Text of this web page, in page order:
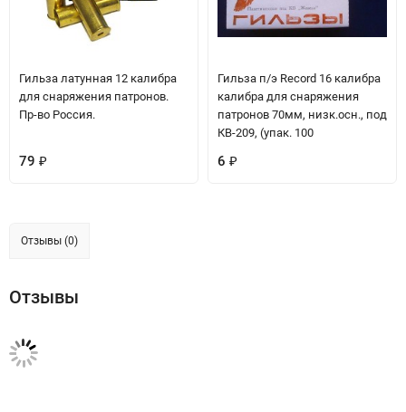
Гильза латунная 12 калибра
для снаряжения патронов.
Пр-во Россия.
79 ₽
Гильза п/э Record 16 калибра
калибра для снаряжения
патронов 70мм, низк.осн., под
КВ-209, (упак. 100
6 ₽
Отзывы (0)
Отзывы